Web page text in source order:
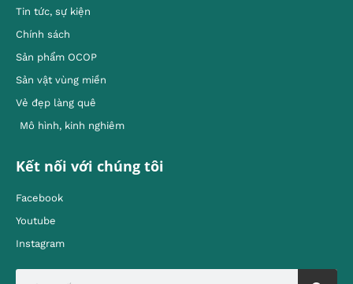
Tin tức, sự kiện
Chính sách
Sản phẩm OCOP
Sản vật vùng miền
Vẻ đẹp làng quê
Mô hình, kinh nghiêm
Kết nối với chúng tôi
Facebook
Youtube
Instagram